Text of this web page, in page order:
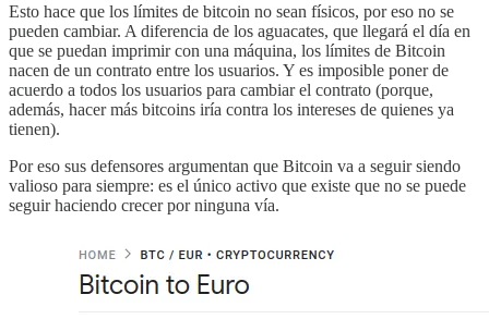
Esto hace que los límites de bitcoin no sean físicos, por eso no se
pueden cambiar. A diferencia de los aguacates, que llegará el día en
que se puedan imprimir con una máquina, los límites de Bitcoin
nacen de un contrato entre los usuarios. Y es imposible poner de
acuerdo a todos los usuarios para cambiar el contrato (porque,
además, hacer más bitcoins iría contra los intereses de quienes ya
tienen).
Por eso sus defensores argumentan que Bitcoin va a seguir siendo
valioso para siempre: es el único activo que existe que no se puede
seguir haciendo crecer por ninguna vía.